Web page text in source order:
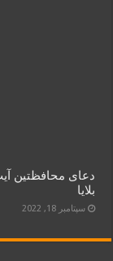
دعای محافظتین
بلایا
سپتامبر 18, 2022